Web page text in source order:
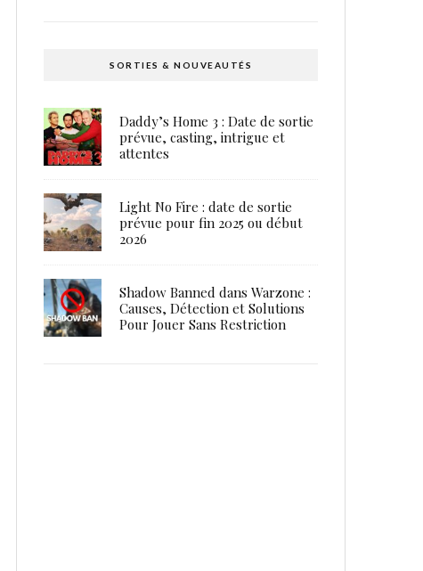
SORTIES & NOUVEAUTÉS
Daddy’s Home 3 : Date de sortie
prévue, casting, intrigue et
attentes
Light No Fire : date de sortie
prévue pour fin 2025 ou début
2026
Shadow Banned dans Warzone :
Causes, Détection et Solutions
Pour Jouer Sans Restriction